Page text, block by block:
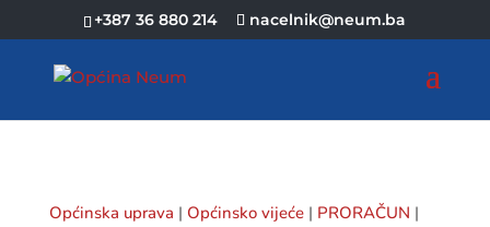
+387 36 880 214 nacelnik@neum.ba
Općinska uprava | Općinsko vijeće| PRORAČUN |